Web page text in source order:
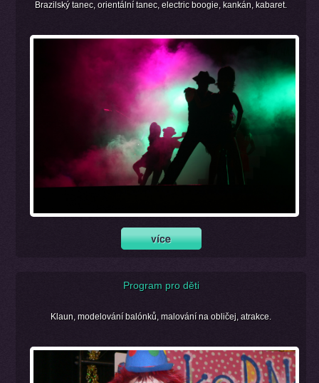
Brazilský tanec, orientální tanec, electric boogie, kankán, kabaret.
Program pro děti
Klaun, modelování balónků, malování na obličej, atrakce.